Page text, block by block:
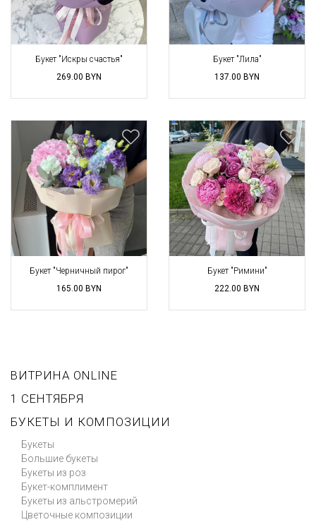
Букет "Искры счастья"
269.00 BYN
Букет "Лила"
137.00 BYN
Букет "Черничный пирог"
165.00 BYN
Букет "Римини"
222.00 BYN
ВИТРИНА ONLINE
1 СЕНТЯБРЯ
БУКЕТЫ И КОМПОЗИЦИИ
Букеты
Большие букеты
Букеты из роз
Букет-комплимент
Букеты из альстромерий
Цветочные композиции